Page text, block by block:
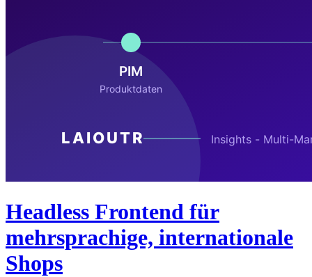
Headless Frontend für
mehrsprachige, internationale
Shops